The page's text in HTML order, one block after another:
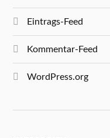
Eintrags-Feed
Kommentar-Feed
WordPress.org